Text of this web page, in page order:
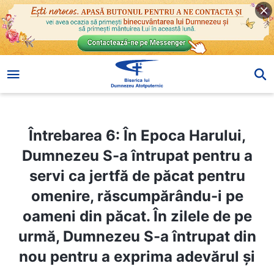
Întrebarea 6: În Epoca Harului,
Dumnezeu S-a întrupat pentru a
servi ca jertfă de păcat pentru
omenire, răscumpărându-i pe
oameni din păcat. În zilele de pe
urmă, Dumnezeu S-a întrupat din
nou pentru a exprima adevărul și